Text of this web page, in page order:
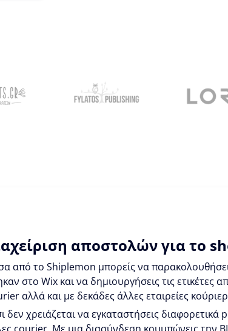
αποστολών για το
από το Shiplemon μπορείς να
στο Wix και να δημιουργήσεις τις ετικέτες
αλλά και με δεκάδες άλλες εταιρείες
δεν χρειάζεται να εγκαταστήσεις διαφορετικά